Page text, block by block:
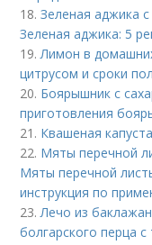
18.Зеленая аджика
Зеленая аджика: 5
19. Лимон в
цитрусом и сроки
20. Боярышник с
приготовления
21. Квашеная
22. Мяты перечной
Мяты перечной
инструкция по
23. Лечо из
болгарского перца